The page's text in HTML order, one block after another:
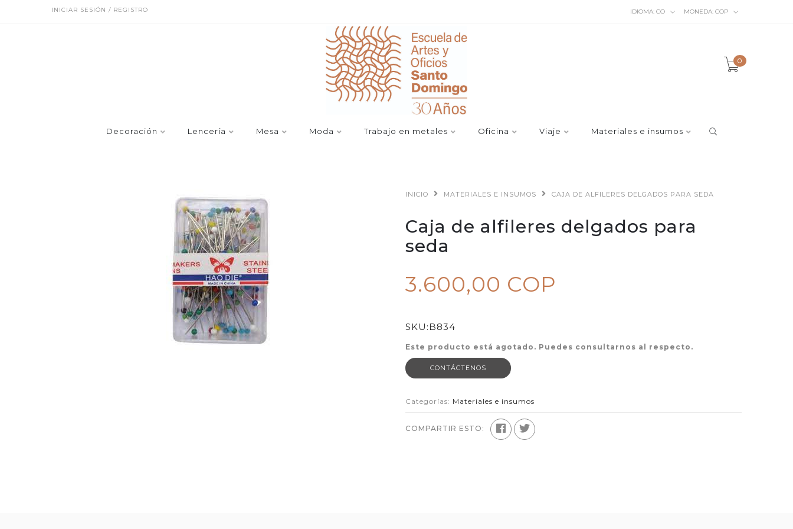
INICIAR SESIÓN / REGISTRO IDIOMA: CO MONEDA: COP
0
Decoración Lencería Mesa Moda Trabajo en metales Oficina Viaje Materiales e insumos
INICIO MATERIALES E INSUMOS CAJA DE ALFILERES DELGADOS PARA SEDA
Caja de alfileres delgados para
seda
3.600,00 COP
SKU:B834
Este producto está agotado. Puedes consultarnos al respecto.
CONTÁCTENOS
Categorías: Materiales e insumos
COMPARTIR ESTO: